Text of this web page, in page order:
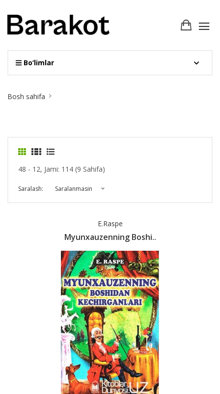
Bo‘limlar
Breadcrumb
Bosh sahifa
48 - 12, Jami: 114 (9 Sahifa)
Saralash: Saralanmasin
E.Raspe
Myunxauzenning Boshi..